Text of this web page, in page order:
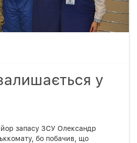
у
запасу ЗСУ Олександр
бо побачив, що